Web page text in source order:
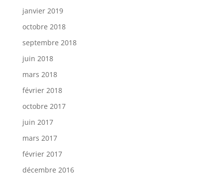
janvier 2019
octobre 2018
septembre 2018
juin 2018
mars 2018
février 2018
octobre 2017
juin 2017
mars 2017
février 2017
décembre 2016